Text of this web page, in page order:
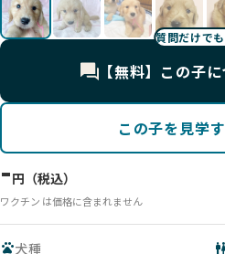
質問だけで
【無料】この子
この子を見学
-円（税込）
ワクチン は価格に含まれません
pets犬種